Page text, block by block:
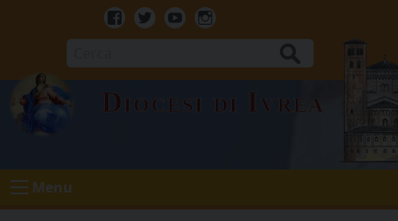
Facebook
TwitterYoutubeInstagram
Diocesi di Ivrea
Menu